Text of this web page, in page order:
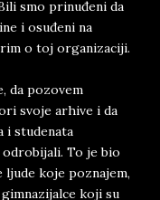
smo prinuđeni da
i osuđeni na
o toj organizaciji.
da pozovem
svoje arhive i da
i studenata
To je bio
ljude koje poznajem,
koji su